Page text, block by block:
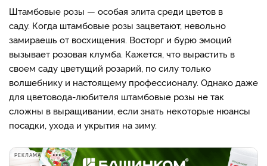
Штамбовые розы — особая элита среди цветов в
саду. Когда штамбовые розы зацветают, невольно
замираешь от восхищения. Восторг и бурю эмоций
вызывает розовая клумба. Кажется, что вырастить в
своем саду цветущий розарий, по силу только
волшебнику и настоящему профессионалу. Однако даже
для цветовода-любителя штамбовые розы не так
сложны в выращивании, если знать некоторые нюансы
посадки, ухода и укрытия на зиму.
РЕКЛАМА